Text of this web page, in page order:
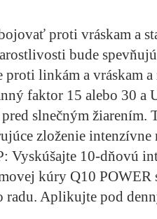
proti vráskam a
bude
linkám a vráskam a
faktor 15 alebo 30 a
slnečným žiarením.
zloženie intenzívne
Vyskúšajte 10-dňovú
kúry Q10 POWER
radu. Aplikujte pod